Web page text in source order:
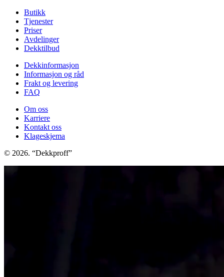
Butikk
Tjenester
Priser
Avdelinger
Dekktilbud
Dekkinformasjon
Informasjon og råd
Frakt og levering
FAQ
Om oss
Karriere
Kontakt oss
Klageskjema
© 2026. “Dekkproff”